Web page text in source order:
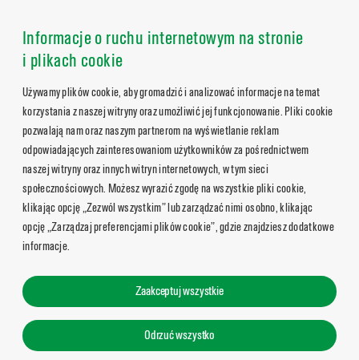
Informacje o ruchu internetowym na stronie
i plikach cookie
Używamy plików cookie, aby gromadzić i analizować informacje na temat
korzystania z naszej witryny oraz umożliwić jej funkcjonowanie. Pliki cookie
pozwalają nam oraz naszym partnerom na wyświetlanie reklam
odpowiadających zainteresowaniom użytkowników za pośrednictwem
naszej witryny oraz innych witryn internetowych, w tym sieci
społecznościowych. Możesz wyrazić zgodę na wszystkie pliki cookie,
klikając opcję „Zezwól wszystkim” lub zarządzać nimi osobno, klikając
opcję „Zarządzaj preferencjami plików cookie”, gdzie znajdziesz dodatkowe
informacje.
Zaakceptuj wszystkie
Odrzuć wszystko